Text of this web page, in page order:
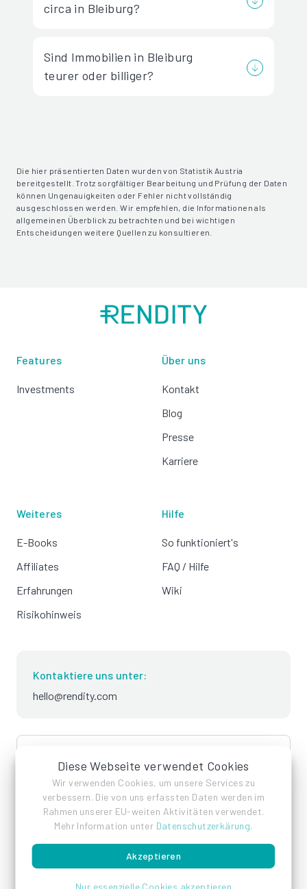
Diese Webseite verwendet Cookies
Wir verwenden Cookies, um unsere Services zu
verbessern. Die von uns erfassten Daten werden im
Rahmen unserer EU-weiten Aktivitäten verwendet.
Mehr Information unter Datenschutzerkärung.
Akzeptieren
Nur essenzielle Cookies akzeptieren
circa in Bleiburg?
Sind Immobilien in Bleiburg
teurer oder billiger?
Die hier präsentierten Daten wurden von Statistik Austria
bereitgestellt. Trotz sorgfältiger Bearbeitung und Prüfung der Daten
können Ungenauigkeiten oder Fehler nicht vollständig
ausgeschlossen werden. Wir empfehlen, die Informationen als
allgemeinen Überblick zu betrachten und bei wichtigen
Entscheidungen weitere Quellen zu konsultieren.
Features
Investments
Über uns
Kontakt
Blog
Presse
Karriere
Weiteres
E-Books
Affiliates
Erfahrungen
Risikohinweis
Hilfe
So funktioniert's
FAQ / Hilfe
Wiki
Kontaktiere uns unter:
hello@rendity.com
language
ImpressumDatenschutzAGB